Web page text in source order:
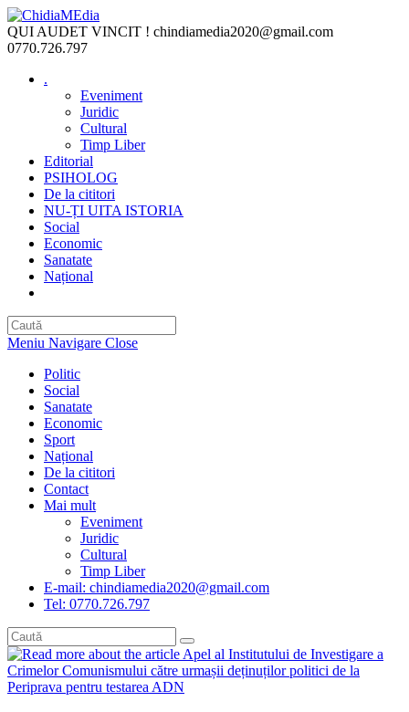
Skip
to
content
QUI AUDET VINCIT ! chindiamedia2020@gmail.com
0770.726.797
.
Eveniment
Juridic
Cultural
Timp Liber
Editorial
PSIHOLOG
De la cititori
NU-ȚI UITA ISTORIA
Social
Economic
Sanatate
Național
Meniu Navigare Close
Politic
Social
Sanatate
Economic
Sport
Național
De la cititori
Contact
Mai mult
Eveniment
Juridic
Cultural
Timp Liber
E-mail: chindiamedia2020@gmail.com
Tel: 0770.726.797